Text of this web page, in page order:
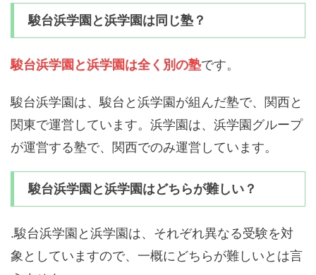
駿台浜学園と浜学園は同じ塾？
駿台浜学園と浜学園は全く別の塾です。
駿台浜学園は、駿台と浜学園が組んだ塾で、関西と
関東で運営しています。浜学園は、浜学園グループ
が運営する塾で、関西でのみ運営しています。
駿台浜学園と浜学園はどちらが難しい？
.駿台浜学園と浜学園は、それぞれ異なる受験を対
象としていますので、一概にどちらが難しいとは言